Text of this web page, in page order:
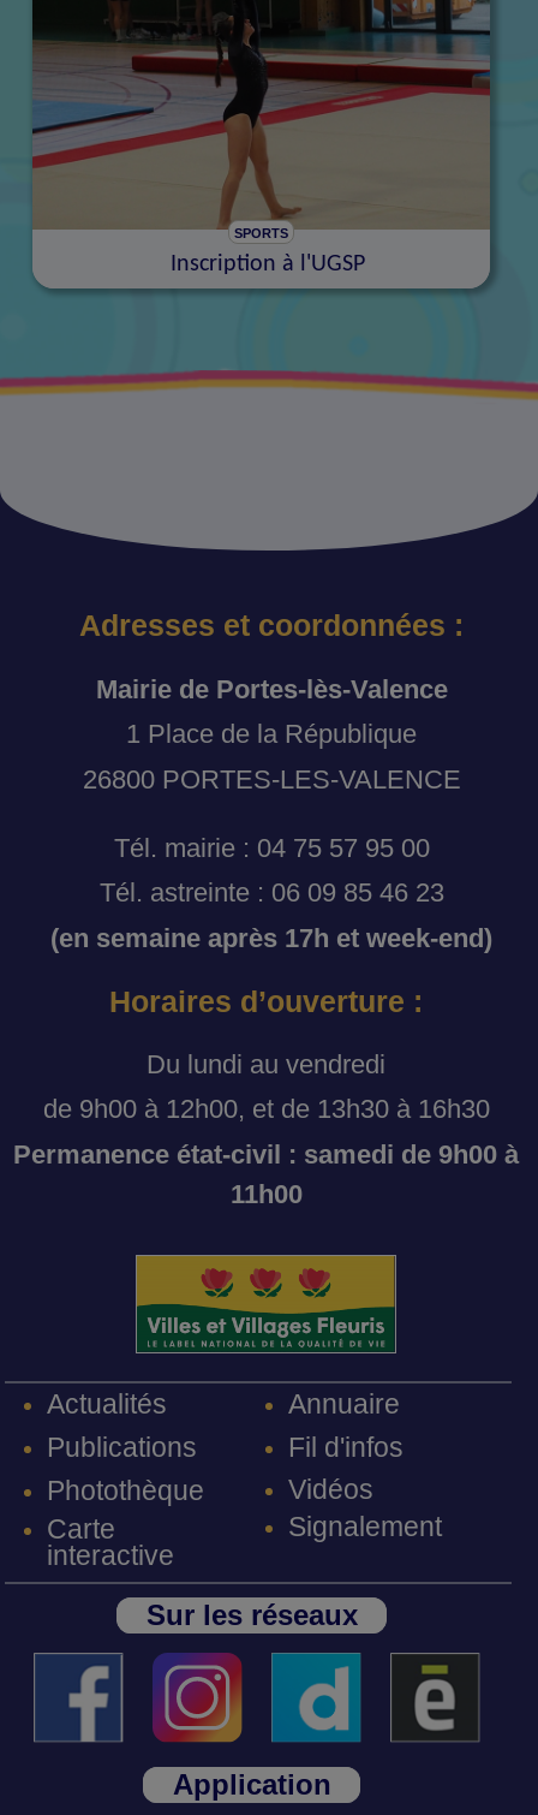
SPORTS
Inscription à l'UGSP
Adresses et coordonnées :
Mairie de Portes-lès-Valence
1 Place de la République
26800 PORTES-LES-VALENCE
Tél. mairie : 04 75 57 95 00
Tél. astreinte : 06 09 85 46 23
(en semaine après 17h et week-end)
Horaires d’ouverture :
Du lundi au vendredi
de 9h00 à 12h00, et de 13h30 à 16h30
Permanence état-civil : samedi de 9h00 à
11h00
Actualités
Publications
Photothèque
Carte
interactive
Annuaire
Fil d'infos
Vidéos
Signalement
Sur les réseaux
Application